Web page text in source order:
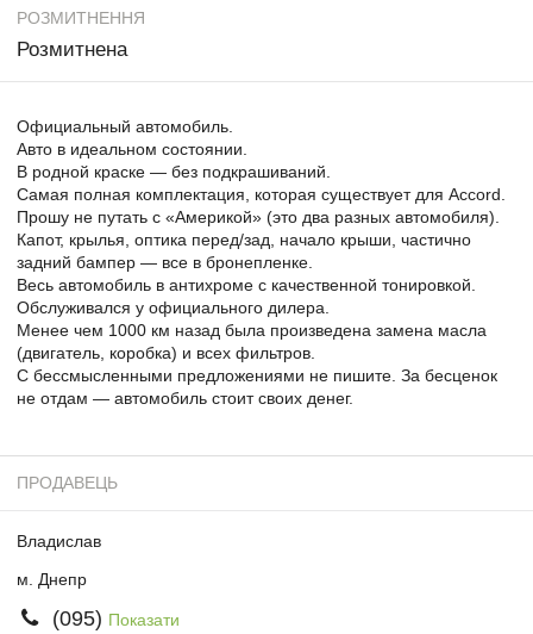
РОЗМИТНЕННЯ
Розмитнена
Официальный автомобиль.
Авто в идеальном состоянии.
В родной краске — без подкрашиваний.
Самая полная комплектация, которая существует для Accord.
Прошу не путать с «Америкой» (это два разных автомобиля).
Капот, крылья, оптика перед/зад, начало крыши, частично
задний бампер — все в бронепленке.
Весь автомобиль в антихроме с качественной тонировкой.
Обслуживался у официального дилера.
Менее чем 1000 км назад была произведена замена масла
(двигатель, коробка) и всех фильтров.
С бессмысленными предложениями не пишите. За бесценок
не отдам — автомобиль стоит своих денег.
ПРОДАВЕЦЬ
Владислав
м. Днепр
(095) Показати